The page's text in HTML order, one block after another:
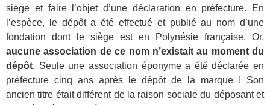
siège et faire l’objet d’une déclaration en préfecture. En
l’espèce, le dépôt a été effectué et publié au nom d’une
fondation dont le siège est en Polynésie française. Or,
aucune association de ce nom n’existait au moment du
dépôt. Seule une association éponyme a été déclarée en
préfecture cinq ans après le dépôt de la marque ! Son
ancien titre était différent de la raison sociale du déposant et